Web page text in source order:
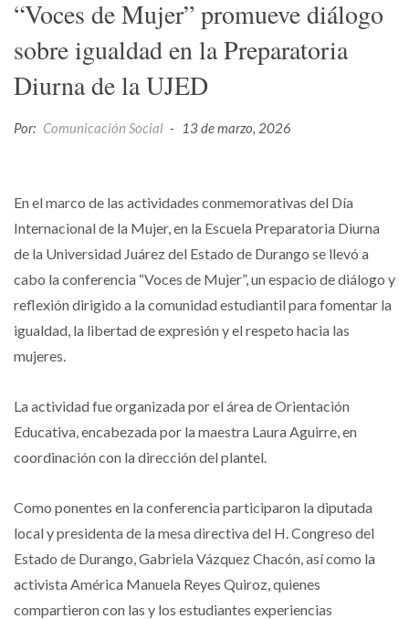
“Voces de Mujer” promueve diálogo
sobre igualdad en la Preparatoria
Diurna de la UJED
Por: Comunicación Social - 13 de marzo, 2026
En el marco de las actividades conmemorativas del Día
Internacional de la Mujer, en la Escuela Preparatoria Diurna
de la Universidad Juárez del Estado de Durango se llevó a
cabo la conferencia “Voces de Mujer”, un espacio de diálogo y
reflexión dirigido a la comunidad estudiantil para fomentar la
igualdad, la libertad de expresión y el respeto hacia las
mujeres.
La actividad fue organizada por el área de Orientación
Educativa, encabezada por la maestra Laura Aguirre, en
coordinación con la dirección del plantel.
Como ponentes en la conferencia participaron la diputada
local y presidenta de la mesa directiva del H. Congreso del
Estado de Durango, Gabriela Vázquez Chacón, así como la
activista América Manuela Reyes Quiroz, quienes
compartieron con las y los estudiantes experiencias